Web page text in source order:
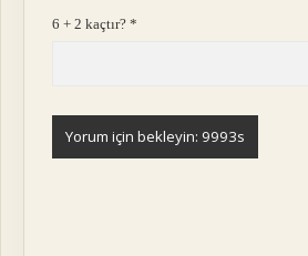
6 + 2 kaçtır?*